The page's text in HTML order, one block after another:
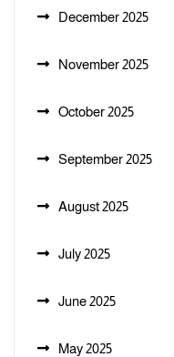
December 2025
November 2025
October 2025
September 2025
August 2025
July 2025
June 2025
May 2025